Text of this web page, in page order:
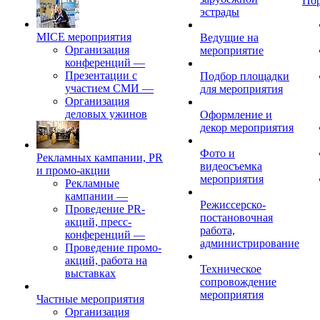
MICE мероприятия
Организация
конференций —
Презентации с
участием СМИ —
Организация
деловых ужинов
Рекламных кампании, PR
и промо-акции
Рекламные
кампании —
Проведение PR-
акций, пресс-
конференций —
Проведение промо-
акций, работа на
выставках
Частные мероприятия
Организация
эстрады
Ведущие на
мероприятие
Подбор площадки
для мероприятия
Оформление и
декор мероприятия
Фото и
видеосъемка
мероприятия
Режиссерско-
постановочная
работа,
администрирование
Техническое
сопровождение
мероприятия